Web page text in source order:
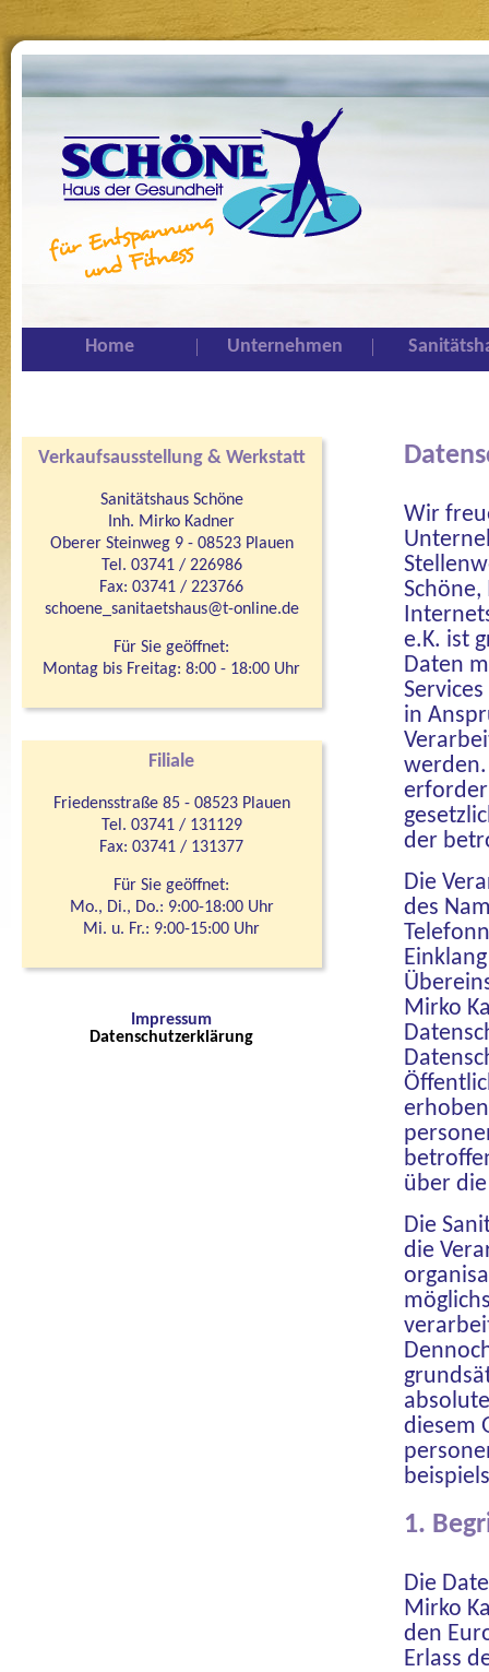
Home Unternehmen
Verkaufsausstellung & Werkstatt
Sanitätshaus Schöne
Inh. Mirko Kadner
Oberer Steinweg 9 - 08523 Plauen
Tel. 03741 / 226986
Fax: 03741 / 223766
schoene_sanitaetshaus@t-online.de
Für Sie geöffnet:
Montag bis Freitag: 8:00 - 18:00 Uhr
Filiale
Friedensstraße 85 - 08523 Plauen
Tel. 03741 / 131129
Fax: 03741 / 131377
Für Sie geöffnet:
Mo., Di., Do.: 9:00-18:00 Uhr
Mi. u. Fr.: 9:00-15:00 Uhr
Impressum
Datenschutzerklärung
Wir
e.K. ist
Daten
in
der
Die
des
Mirko
über
Die
die
diesem
1.
Die
Mirko
den
Erlass